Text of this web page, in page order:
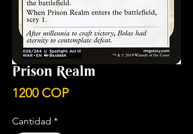
Prison Realm
1200 COPPrecio
Cantidad *